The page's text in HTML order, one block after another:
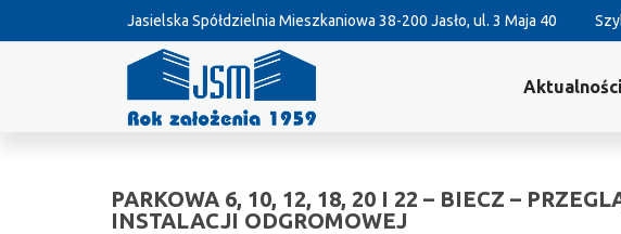
Jasielska Spółdzielnia Mieszkaniowa 38-200 Jasło, ul. 3 Maja 40
Aktualności
PARKOWA 6, 10, 12, 18, 20 I 22 – BIECZ –
INSTALACJI ODGROMOWEJ